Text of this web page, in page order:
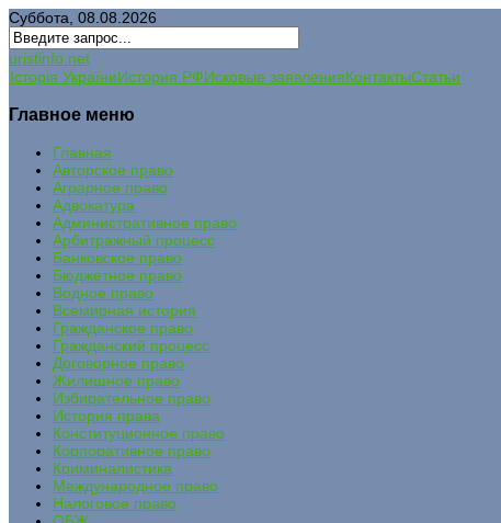
Суббота, 08.08.2026
uristinfo.net
Історія УкраїниИстория РФИсковые заявленияКонтактыСтатьи
Главное меню
Главная
Авторское право
Аграрное право
Адвокатура
Административное право
Арбитражный процесс
Банковское право
Бюджетное право
Водное право
Всемирная история
Гражданское право
Гражданский процесс
Договорное право
Жилищное право
Избирательное право
История права
Конституционное право
Корпоративное право
Криминалистика
Международное право
Налоговое право